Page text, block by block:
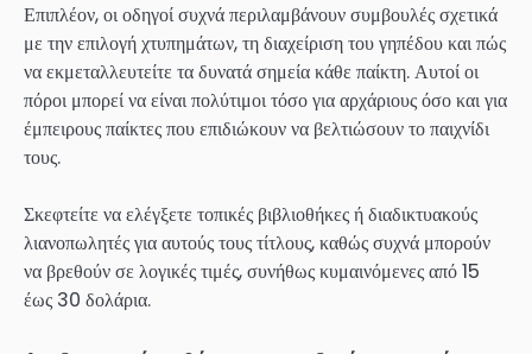
Επιπλέον, οι οδηγοί συχνά περιλαμβάνουν συμβουλές σχετικά
με την επιλογή χτυπημάτων, τη διαχείριση του γηπέδου και πώς
να εκμεταλλευτείτε τα δυνατά σημεία κάθε παίκτη. Αυτοί οι
πόροι μπορεί να είναι πολύτιμοι τόσο για αρχάριους όσο και για
έμπειρους παίκτες που επιδιώκουν να βελτιώσουν το παιχνίδι
τους.
Σκεφτείτε να ελέγξετε τοπικές βιβλιοθήκες ή διαδικτυακούς
λιανοπωλητές για αυτούς τους τίτλους, καθώς συχνά μπορούν
να βρεθούν σε λογικές τιμές, συνήθως κυμαινόμενες από 15
έως 30 δολάρια.